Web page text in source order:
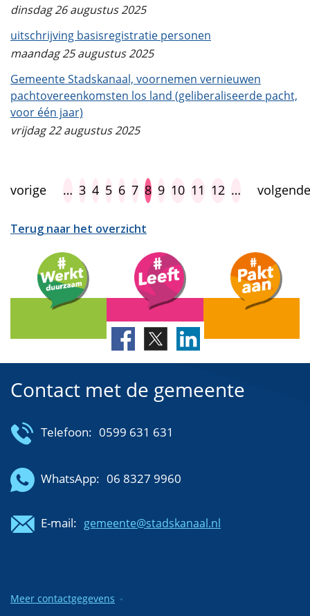
dinsdag 26 augustus 2025
uitschrijving basisregistratie personen
maandag 25 augustus 2025
Gemeente Stadskanaal, voornemen vernieuwen
pachtovereenkomsten los land (geliberaliseerde pacht,
voor één jaar)
vrijdag 22 augustus 2025
vorige … 3 4 5 6 7 8 9 10 11 12 … volgende
Terug naar het overzicht
Contact met de gemeente
Telefoon: 0599 631 631
WhatsApp: 06 8327 9960
E-mail: gemeente@stadskanaal.nl
Meer contactgegevens